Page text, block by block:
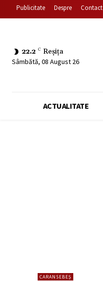
Publicitate Despre Contact
22.2 C Reșița
Sâmbătă, 08 August 26
ACTUALITATE
CARANSEBEȘ